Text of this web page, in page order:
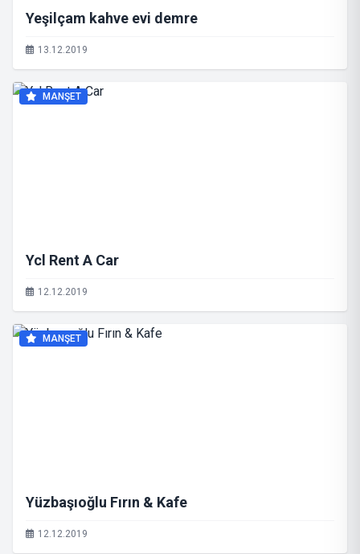
Yeşilçam kahve evi demre
13.12.2019
MANŞET
Ycl Rent A Car
12.12.2019
MANŞET
Yüzbaşıoğlu Fırın & Kafe
12.12.2019